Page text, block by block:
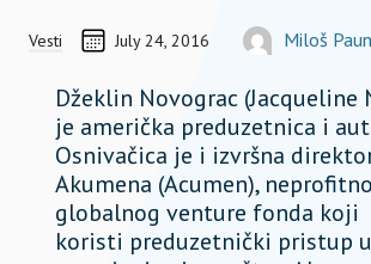
Vesti CREATED ON
July 24, 2016 AUTORMiloš
Džeklin Novograc (Jacqueline
je američka preduzetnica i
Osnivačica je i izvršna
Akumena (Acumen),
globalnog venture fonda koji
koristi preduzetnički pristup u